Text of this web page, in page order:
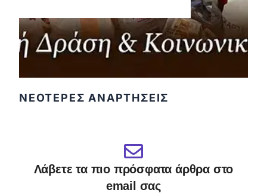
ΝΕΟΤΕΡΕΣ ΑΝΑΡΤΗΣΕΙΣ
Λάβετε τα πιο πρόσφατα άρθρα στο
email σας